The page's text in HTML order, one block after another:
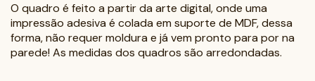
O quadro é feito a partir da arte digital, onde uma
impressão adesiva é colada em suporte de MDF, dessa
forma, não requer moldura e já vem pronto para por na
parede! As medidas dos quadros são arredondadas.